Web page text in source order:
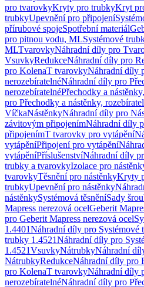
pro tvarovkyKryty pro trubkyKryt
trubkyUpevnění pro připojení
přírubové spojeSpotřební materiál
pro pitnou vodu, MLSystémové
MLTvarovkyNáhradní díly pro
VsuvkyRedukceNáhradní díly pro
pro KolenaT tvarovkyNáhradní díly
nerozebíratelnéNáhradní díly pro
nerozebíratelnéPřechodky a
pro Přechodky a nástěnky,
VíčkaNástěnkyNáhradní díly pro
závitovým připojenímNáhradní díly
připojenímT tvarovky pro vytápění
vytápěníPřipojení pro vytápění
vytápěníPříslušenstvíNáhradní díly
trubky a tvarovkyIzolace pro
tvarovkyTěsnění pro nástěnkyKryty
trubkyUpevnění pro nástěnky
nástěnkySystémová těsněníSady
Mapress nerezová ocelGeberit
pro Geberit Mapress nerezová ocel
1.4401Náhradní díly pro Systémové
trubky 1.4521Náhradní díly pro
1.4521VsuvkyNátrubkyNáhradní
NátrubkyRedukceNáhradní díly pro
pro KolenaT tvarovkyNáhradní díly
nerozebíratelnéNáhradní díly pro